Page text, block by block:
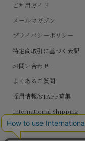
ご利用ガイド
メールマガジン
プライバシーポリシー
特定商取引に基づく表記
お問い合わせ
よくあるご質問
採用情報/STAFF募集
International Shipping